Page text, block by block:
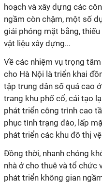
hoạch và xây dựng các
ngầm còn chậm, một số
giải phóng mặt bằng,
vật liệu xây dựng...
Về các nhiệm vụ trọng
cho Hà Nội là triển khai
tập trung dân số quá cao
trang khu phố cổ, cải tạo
phát triển công trình cao
phục tình trạng đào, lấp
phát triển các khu đô thị
Đồng thời, nhanh chóng
nhà ở cho thuê và tổ chức
phát triển không gian